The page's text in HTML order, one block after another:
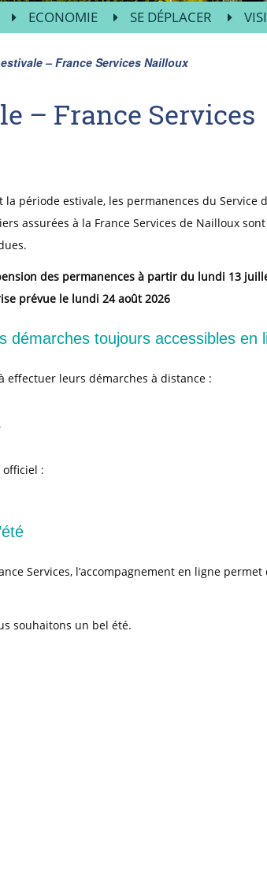
ECONOMIE SE DÉPLACER
– France Services Nailloux
– France Services
la période estivale, les permanences du Service
assurées à la France Services de Nailloux
des permanences à partir du lundi 13
prévue le lundi 24 août 2026
démarches toujours accessibles en
effectuer leurs démarches à distance :
officiel :
Services, l’accompagnement en ligne
souhaitons un bel été.